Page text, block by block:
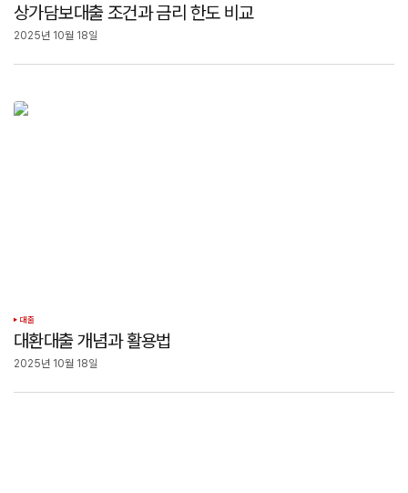
상가담보대출 조건과 금리 한도 비교
2025년 10월 18일
대출
대환대출 개념과 활용법
2025년 10월 18일